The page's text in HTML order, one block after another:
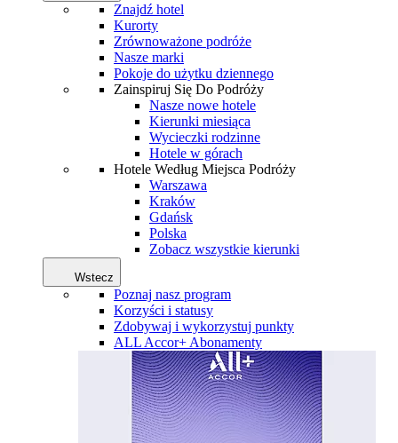
Znajdź hotel
Kurorty
Zrównoważone podróże
Nasze marki
Pokoje do użytku dziennego
Zainspiruj Się Do Podróży
Nasze nowe hotele
Kierunki miesiąca
Wycieczki rodzinne
Hotele w górach
Hotele Według Miejsca Podróży
Warszawa
Kraków
Gdańsk
Polska
Zobacz wszystkie kierunki
Wstecz
Poznaj nasz program
Korzyści i statusy
Zdobywaj i wykorzystuj punkty
ALL Accor+ Abonamenty